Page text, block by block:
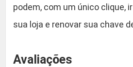
podem, com um único clique,
sua loja e renovar sua chave
Avaliações